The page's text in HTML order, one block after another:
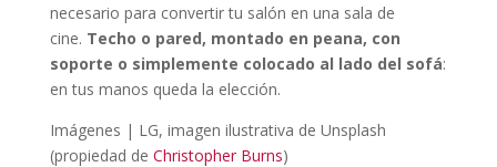
necesario para convertir tu salón en una sala de
cine. Techo o pared, montado en peana, con
soporte o simplemente colocado al lado del sofá:
en tus manos queda la elección.
Imágenes | LG, imagen ilustrativa de Unsplash
(propiedad de Christopher Burns)